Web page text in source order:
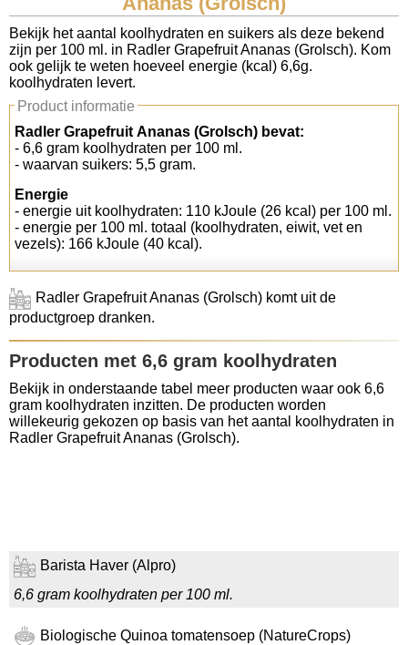
Koolhydraten tellen
Links
Bekijk het aantal koolhydraten en suikers als deze bekend
zijn per 100 ml. in Radler Grapefruit Ananas (Grolsch). Kom
ook gelijk te weten hoeveel energie (kcal) 6,6g.
koolhydraten levert.
Product informatie
Radler Grapefruit Ananas (Grolsch) bevat:
- 6,6 gram koolhydraten per 100 ml.
- waarvan suikers: 5,5 gram.
Energie
- energie uit koolhydraten: 110 kJoule (26 kcal) per 100 ml.
- energie per 100 ml. totaal (koolhydraten, eiwit, vet en
vezels): 166 kJoule (40 kcal).
Radler Grapefruit Ananas (Grolsch) komt uit de
productgroep dranken.
Producten met 6,6 gram koolhydraten
Bekijk in onderstaande tabel meer producten waar ook 6,6
gram koolhydraten inzitten. De producten worden
willekeurig gekozen op basis van het aantal koolhydraten in
Radler Grapefruit Ananas (Grolsch).
Barista Haver (Alpro)
6,6 gram koolhydraten per 100 ml.
Biologische Quinoa tomatensoep (NatureCrops)